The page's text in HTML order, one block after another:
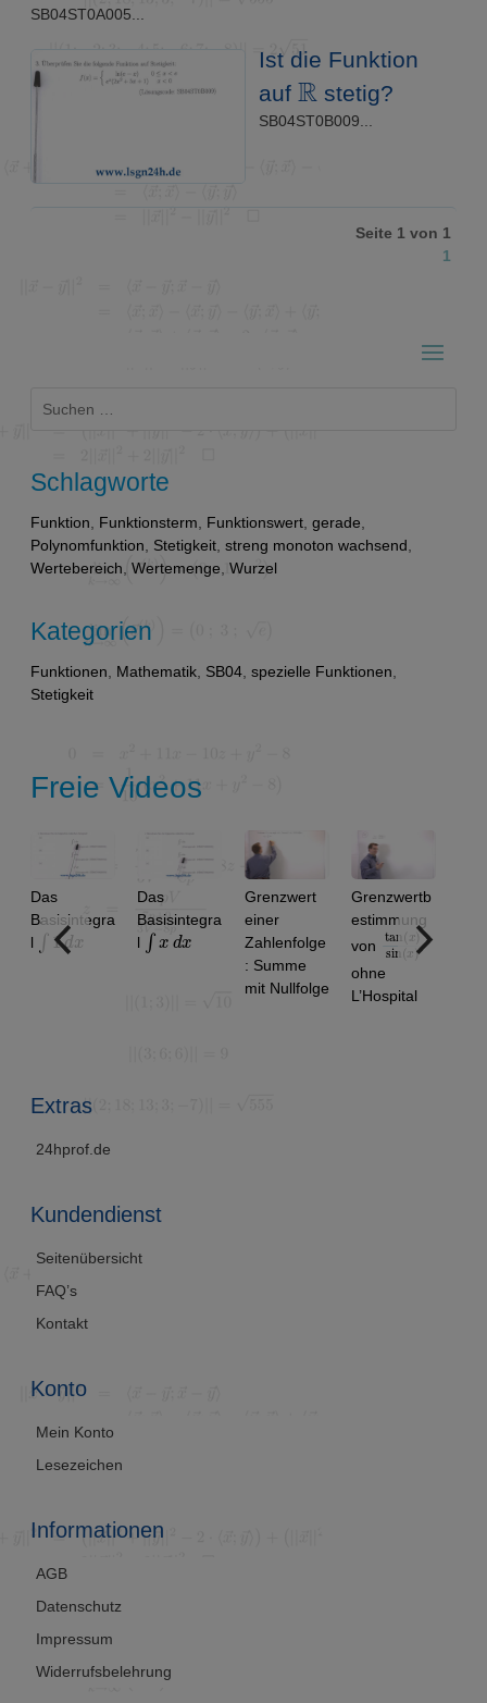
SB04ST0A005...
Ist die Funktion
auf
R
stetig?
SB04ST0B009...
Seite 1 von 1
1
nach:
Schlagworte
Funktion, Funktionsterm, Funktionswert, gerade,
Polynomfunktion, Stetigkeit, streng monoton wachsend,
Wertebereich, Wertemenge, Wurzel
Kategorien
Funktionen, Mathematik, SB04, spezielle Funktionen,
Stetigkeit
Freie Videos
Das
Basisintegra
l ∫1dx
Das
Basisintegra
l ∫xdx
Grenzwert
einer
Zahlenfolge
: Summe
mit Nullfolge
Grenzwertb
estimmung
von tan (x
)sin (
x)
ohne
L’Hospital
Extras
24hprof.de
Kundendienst
Seitenübersicht
FAQ’s
Kontakt
Konto
Mein Konto
Lesezeichen
Informationen
AGB
Datenschutz
Impressum
Widerrufsbelehrung